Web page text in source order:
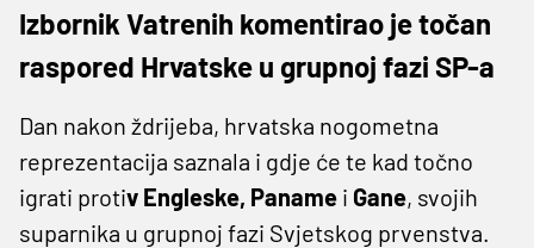
Izbornik Vatrenih komentirao je točan
raspored Hrvatske u grupnoj fazi SP-a
Dan nakon ždrijeba, hrvatska nogometna
reprezentacija saznala i gdje će te kad točno
igrati protiv Engleske, Paname i Gane, svojih
suparnika u grupnoj fazi Svjetskog prvenstva.